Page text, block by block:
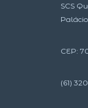
SCS
CEP:
(61)